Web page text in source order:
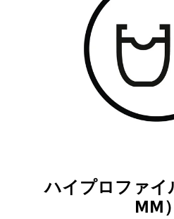
ハイプロファイ
MM）